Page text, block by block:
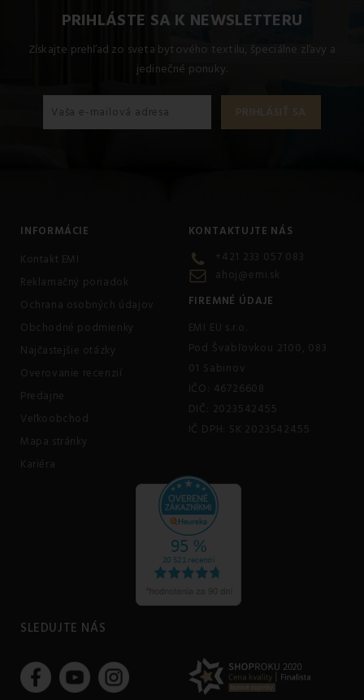
stredu škvrny. Mokré škvrny nerozmazávajte. Odsajte
papierovými utierkami a pretrite mokrou handrou a
jemným čističom. Nechlórovať a nebieliť. Nečistiť
PRIHLÁSTE SA K NEWSLETTERU
Získajte prehľad zo sveta bytového textilu, špeciálne zľavy a
jedinečné ponuky.
INFORMÁCIE
Kontakt EMI
Reklamačný poriadok
Ochrana osobných údajov
Obchodné podmienky
Najčastejšie otázky
Overovanie recenzií
Predajne
Veľkoobchod
Mapa stránky
Kariéra
KONTAKTUJTE NÁS
+421 233 057 083
ahoj@emi.sk
FIREMNÉ ÚDAJE
EMI EU s.r.o.
Pod Švabľovkou 2100, 083
01 Sabinov
IČO: 46726608
DIČ: 2023542455
IČ DPH: SK 2023542455
SLEDUJTE NÁS